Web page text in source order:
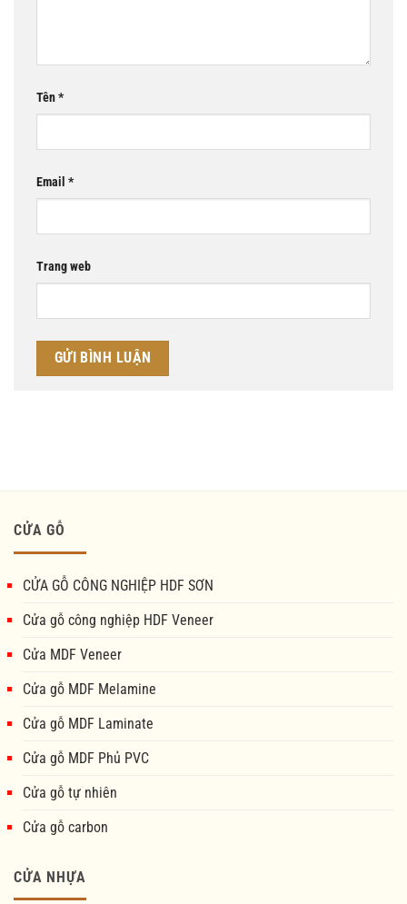
Tên*
Email *
Trang web
CỬA GỖ
CỬA GỖ CÔNG NGHIỆP HDF SƠN
Cửa gỗ công nghiệp HDF Veneer
Cửa MDF Veneer
Cửa gỗ MDF Melamine
Cửa gỗ MDF Laminate
Cửa gỗ MDF Phủ PVC
Cửa gỗ tự nhiên
Cửa gỗ carbon
CỬA NHỰA